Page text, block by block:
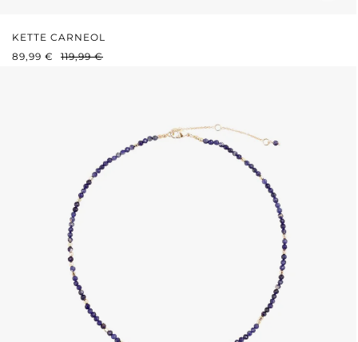
KETTE CARNEOL
VERKAUFSPREIS:
89,99 € REGULÄRER PREIS:
119,99 €